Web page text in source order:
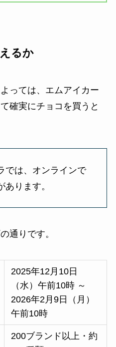
るか
っては、エムアイカー
確実にチョコを買うと
では、オンラインで
ります。
通りです。
2025年12月10日
（水）午前10時 ～
2026年2月9日（月）
午前10時
200ブランド以上・約